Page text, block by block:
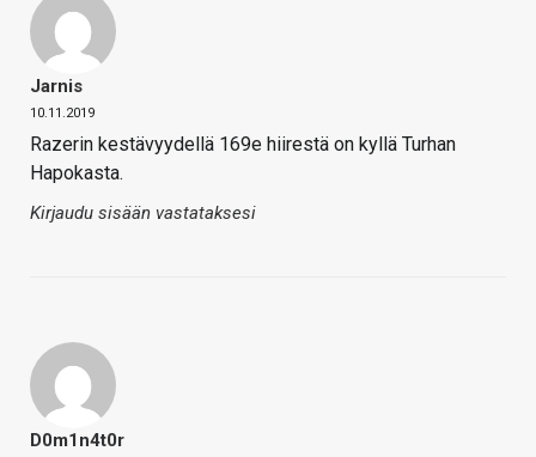
Jarnis
10.11.2019
Razerin kestävyydellä 169e hiirestä on kyllä Turhan
Hapokasta.
Kirjaudu sisään vastataksesi
D0m1n4t0r